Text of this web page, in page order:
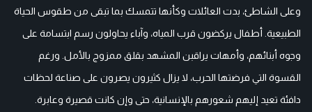
وعلى الشاطئ، بدت العائلات وكأنها تتمسك بما تبقى من طقوس الحياة
الطبيعية. أطفال يركضون قرب المياه، وآباء يحاولون رسم ابتسامة على
وجوه أبنائهم، وأمهات يراقبن المشهد بقلق ممزوج بالأمل. ورغم
القسوة التي فرضتها الحرب، لا يزال كثيرون يصرون على صناعة لحظات
دافئة تعيد إليهم شعورهم بالإنسانية، حتى وإن كانت قصيرة وعابرة.